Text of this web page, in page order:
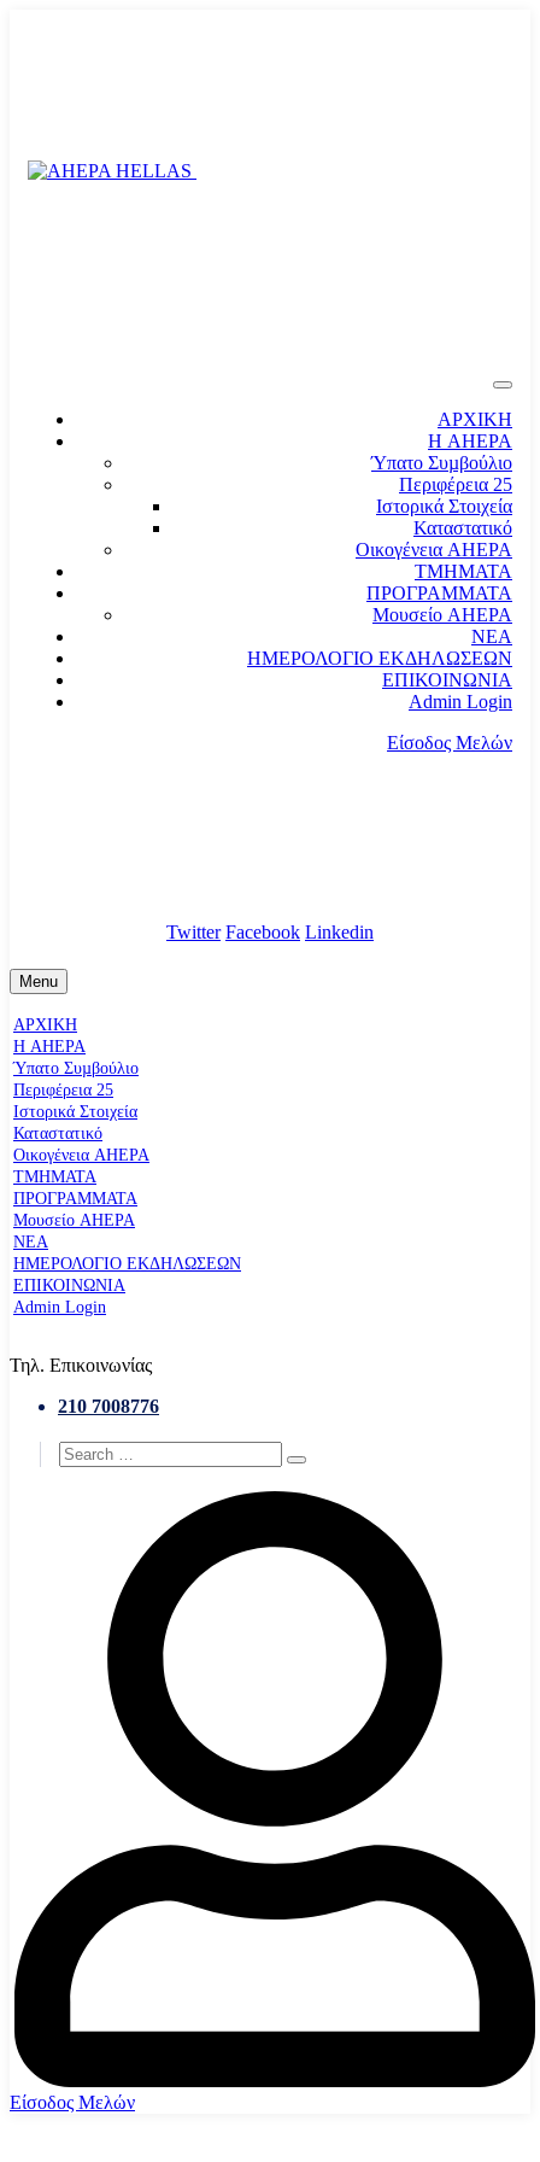
ΑΡΧΙΚΗ
Η AHEPA
Ύπατο Συµβούλιο
Περιφέρεια 25
Ιστορικά Στοιχεία
Καταστατικό
Οικογένεια AHEPA
ΤΜΗΜΑΤΑ
ΠΡΟΓΡΑΜΜΑΤΑ
Μουσείο AHEPA
ΝΕΑ
ΗΜΕΡΟΛΟΓΙΟ ΕΚΔΗΛΩΣΕΩΝ
ΕΠΙΚΟΙΝΩΝΙΑ
Admin Login
Είσοδος Μελών
Twitter Facebook Linkedin
Menu
ΑΡΧΙΚΗ
Η AHEPA
Ύπατο Συµβούλιο
Περιφέρεια 25
Ιστορικά Στοιχεία
Καταστατικό
Οικογένεια AHEPA
ΤΜΗΜΑΤΑ
ΠΡΟΓΡΑΜΜΑΤΑ
Μουσείο AHEPA
ΝΕΑ
ΗΜΕΡΟΛΟΓΙΟ ΕΚΔΗΛΩΣΕΩΝ
ΕΠΙΚΟΙΝΩΝΙΑ
Admin Login
Τηλ. Επικοινωνίας
210 7008776
Είσοδος Μελών